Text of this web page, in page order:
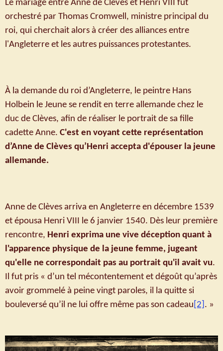
Le mariage entre Anne de Clèves et Henri VIII fut
orchestré par Thomas Cromwell, ministre principal du
roi, qui cherchait alors à créer des alliances entre
l'Angleterre et les autres puissances protestantes.
À la demande du roi d’Angleterre, le peintre Hans
Holbein le Jeune se rendit en terre allemande chez le
duc de Clèves, afin de réaliser le portrait de sa fille
cadette Anne. C'est en voyant cette représentation
d’Anne de Clèves qu’Henri accepta d'épouser la jeune
allemande.
Anne de Clèves arriva en Angleterre en décembre 1539
et épousa Henri VIII le 6 janvier 1540. Dès leur première
rencontre, Henri exprima une vive déception quant à
l'apparence physique de la jeune femme, jugeant
qu'elle ne correspondait pas au portrait qu'il avait vu.
Il fut pris « d’un tel mécontentement et dégoût qu’après
avoir grommelé à peine vingt paroles, il la quitte si
bouleversé qu’il ne lui offre même pas son cadeau [2] . »